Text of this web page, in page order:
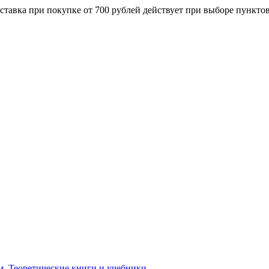
при покупке от 700 рублей действует при выборе